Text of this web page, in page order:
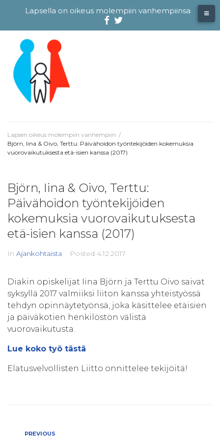
content
Lapsella on oikeus molempiin vanhempiinsa
Facebook
@evliitto
Lapsen oikeus molempiin vanhempiin /
Björn, Iina & Oivo, Terttu: Päivähoidon työntekijöiden kokemuksia
vuorovaikutuksesta etä-isien kanssa (2017)
Björn, Iina & Oivo, Terttu:
Päivähoidon työntekijöiden
kokemuksia vuorovaikutuksesta
etä-isien kanssa (2017)
In Ajankohtaista Posted 4.12.2017
Diakin opiskelijat Iina Björn ja Terttu Oivo saivat
syksyllä 2017 valmiiksi liiton kanssa yhteistyössä
tehdyn opinnäytetyönsä, joka käsittelee etäisien
ja päiväkotien henkilöstön välistä
vuorovaikutusta.
Lue koko työ tästä
Elatusvelvollisten Liitto onnittelee tekijöitä!
Artikkelien
Previous
PREVIOUS